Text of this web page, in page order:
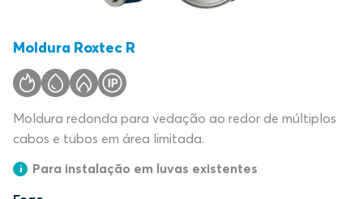
Moldura Roxtec R
Moldura redonda para vedação ao redor de múltiplos
cabos e tubos em área limitada.
Para instalação em luvas existentes